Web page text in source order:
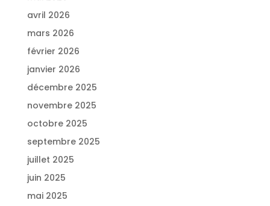
avril 2026
mars 2026
février 2026
janvier 2026
décembre 2025
novembre 2025
octobre 2025
septembre 2025
juillet 2025
juin 2025
mai 2025